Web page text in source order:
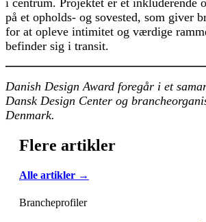
i centrum. Projektet er et inkluderende
på et opholds- og sovested, som giver
for at opleve intimitet og værdige
befinder sig i transit.
Danish Design Award foregår i et
Dansk Design Center og
Denmark.
Flere artikler
Alle artikler →
Brancheprofiler